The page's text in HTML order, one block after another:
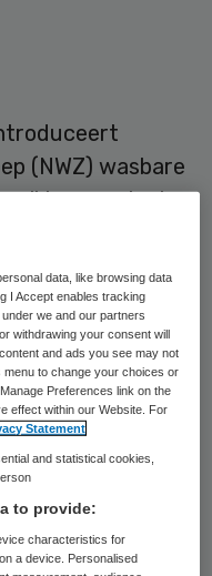
(NWZ) wasbare
variant
nul gaan.
een wasbare
care (IC) en
onderlegger is
celstofmat”,
Marco
veel afval
Green Deal.”
data, like browsing data
I Accept enables tracking
we and our partners
withdrawing your consent will
and ads you see may not
to change your choices or
Preferences link on the
effect within our Website. For
Statement
and statistical cookies,
to provide:
characteristics for
a device. Personalised